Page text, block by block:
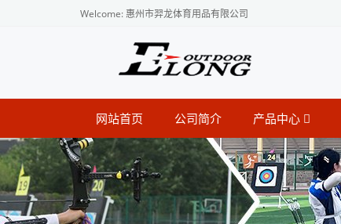
Welcome: 惠州市羿龙体育用品有限公司
网站首页 公司简介 产品中心